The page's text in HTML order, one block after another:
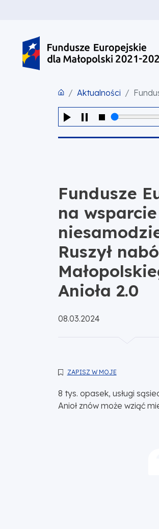
Aktualności
Fundusze
na
Ruszył
Anioła 2.0
Opublikowano:
08.03.2024
ZAPISZ W MOJE
8 tys. opasek, usługi
Anioł znów może wziąć